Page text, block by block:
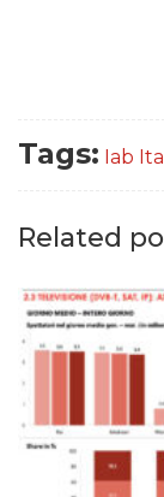
Tags: Iab
Related